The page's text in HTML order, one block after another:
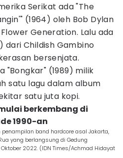
Serikat ada "The
(1964) oleh Bob Dylan
Generation. Lalu ada
dari Childish Gambino
bersenjata.
"Bongkar" (1989) milik
satu lagu dalam album
satu juta kopi.
berkembang di
1990-an
band hardcore asal Jakarta,
yang berlangsung di Gedung
2022. (IDN Times/Achmad Hidayat